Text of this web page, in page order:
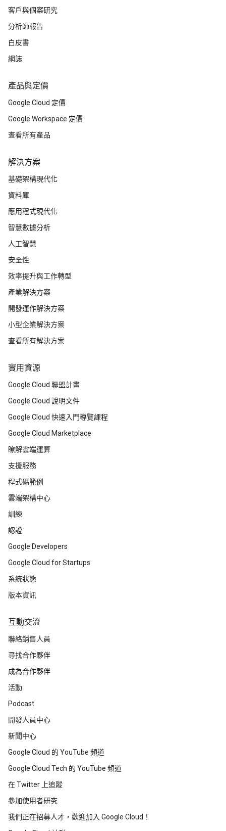
客戶與個案研究
分析師報告
白皮書
網誌
產品與定價
Google Cloud 定價
Google Workspace 定價
查看所有產品
解決方案
基礎架構現代化
資料庫
應用程式現代化
智慧數據分析
人工智慧
安全性
效率提升與工作轉型
產業解決方案
開發運作解決方案
小型企業解決方案
查看所有解決方案
實用資源
Google Cloud 聯盟計畫
Google Cloud 說明文件
Google Cloud 快速入門導覽課程
Google Cloud Marketplace
瞭解雲端運算
支援服務
程式碼範例
雲端架構中心
訓練
認證
Google Developers
Google Cloud for Startups
系統狀態
版本資訊
互動交流
聯絡銷售人員
尋找合作夥伴
成為合作夥伴
活動
Podcast
開發人員中心
新聞中心
Google Cloud 的 YouTube 頻道
Google Cloud Tech 的 YouTube 頻道
在 Twitter 上追蹤
參加使用者研究
我們正在招募人才，歡迎加入 Google Cloud！